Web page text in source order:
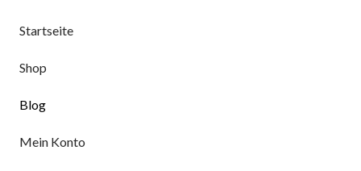
Startseite
Shop
Blog
Mein Konto